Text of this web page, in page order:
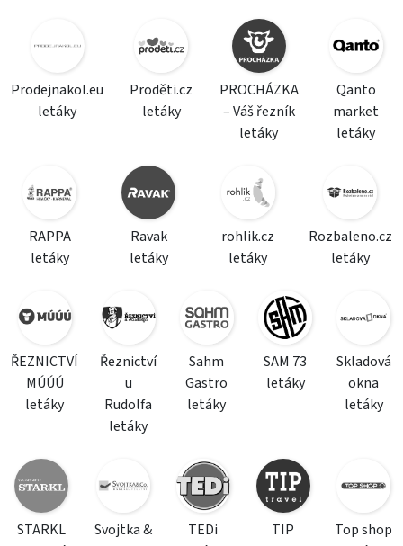
Prodejnakol.eu
letáky
Proděti.cz
letáky
PROCHÁZKA
– Váš řezník
letáky
Qanto
market
letáky
RAPPA
letáky
Ravak
letáky
rohlik.cz
letáky
Rozbaleno.cz
letáky
ŘEZNICTVÍ
MÚÚÚ
letáky
Řeznictví
u
Rudolfa
letáky
Sahm
Gastro
letáky
SAM 73
letáky
Skladová
okna
letáky
STARKL
Svojtka &
TEDi
TIP
Top shop